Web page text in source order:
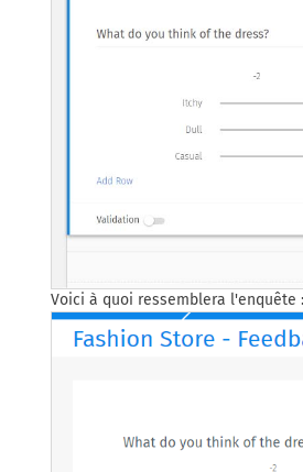
Voici à quoi ressemblera l'enquête :